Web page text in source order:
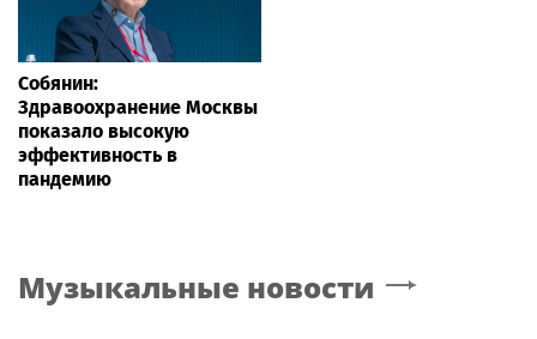
Собянин:
Здравоохранение Москвы
показало высокую
эффективность в
пандемию
Музыкальные новости